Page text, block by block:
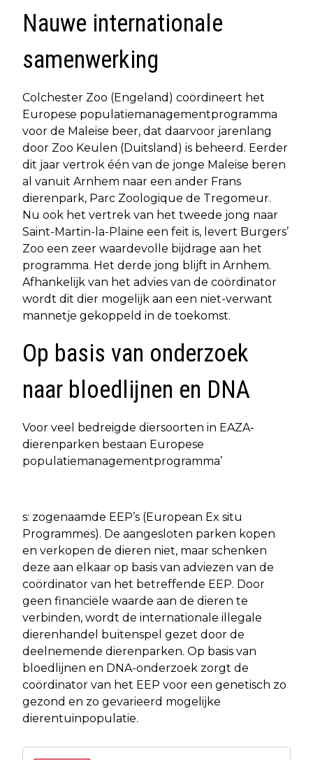
Nauwe internationale
samenwerking
Colchester Zoo (Engeland) coördineert het
Europese populatiemanagementprogramma
voor de Maleise beer, dat daarvoor jarenlang
door Zoo Keulen (Duitsland) is beheerd. Eerder
dit jaar vertrok één van de jonge Maleise beren
al vanuit Arnhem naar een ander Frans
dierenpark, Parc Zoologique de Tregomeur.
Nu ook het vertrek van het tweede jong naar
Saint-Martin-la-Plaine een feit is, levert Burgers’
Zoo een zeer waardevolle bijdrage aan het
programma. Het derde jong blijft in Arnhem.
Afhankelijk van het advies van de coördinator
wordt dit dier mogelijk aan een niet-verwant
mannetje gekoppeld in de toekomst.
Op basis van onderzoek
naar bloedlijnen en DNA
Voor veel bedreigde diersoorten in EAZA-
dierenparken bestaan Europese
populatiemanagementprogramma’
s: zogenaamde EEP’s (European Ex situ
Programmes). De aangesloten parken kopen
en verkopen de dieren niet, maar schenken
deze aan elkaar op basis van adviezen van de
coördinator van het betreffende EEP. Door
geen financiële waarde aan de dieren te
verbinden, wordt de internationale illegale
dierenhandel buitenspel gezet door de
deelnemende dierenparken. Op basis van
bloedlijnen en DNA-onderzoek zorgt de
coördinator van het EEP voor een genetisch zo
gezond en zo gevarieerd mogelijke
dierentuinpopulatie.